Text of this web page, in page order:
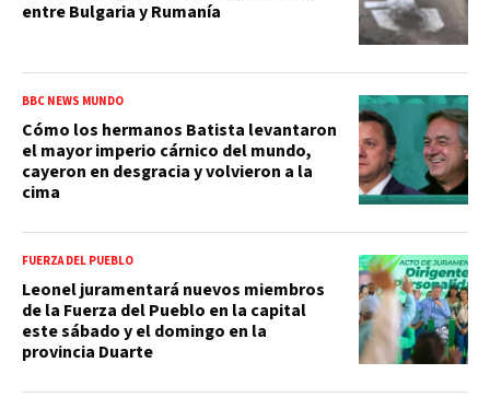
entre Bulgaria y Rumanía
BBC NEWS MUNDO
Cómo los hermanos Batista levantaron
el mayor imperio cárnico del mundo,
cayeron en desgracia y volvieron a la
cima
FUERZA DEL PUEBLO
Leonel juramentará nuevos miembros
de la Fuerza del Pueblo en la capital
este sábado y el domingo en la
provincia Duarte